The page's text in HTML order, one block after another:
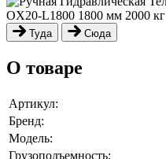
Туда Сюда
О товаре
Артикул:
Бренд:
Модель:
Грузоподъемность: